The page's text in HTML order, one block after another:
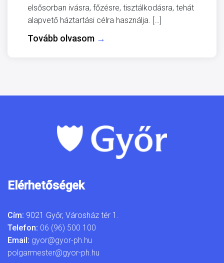
elsősorban ivásra, főzésre, tisztálkodásra, tehát
alapvető háztartási célra használja. […]
Tovább olvasom →
Elérhetőségek
Cím: 9021 Győr, Városház tér 1.
Telefon: 06 (96) 500 100
Email: gyor@gyor-ph.hu
polgarmester@gyor-ph.hu